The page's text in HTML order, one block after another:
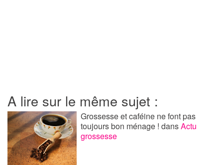
A lire sur le même sujet :
Grossesse et caféine ne font pas
toujours bon ménage !dansActu
grossesse